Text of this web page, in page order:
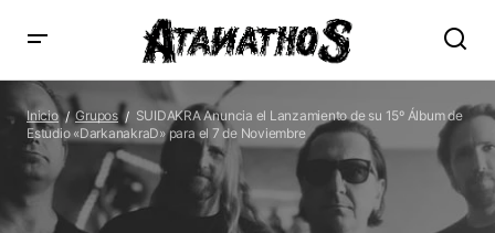
SUIDAKRA Anuncia el Lanzamiento de su 15º Álbum de
Estudio «DarkanakraD» para el 7 de Noviembre
Inicio Grupos
SUIDAKRA Anuncia el Lanzamiento de su 15º Álbum de
Estudio «DarkanakraD» para el 7 de Noviembre